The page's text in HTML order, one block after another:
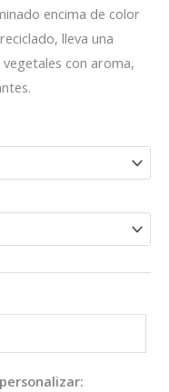
encima de color
lleva una
con aroma,